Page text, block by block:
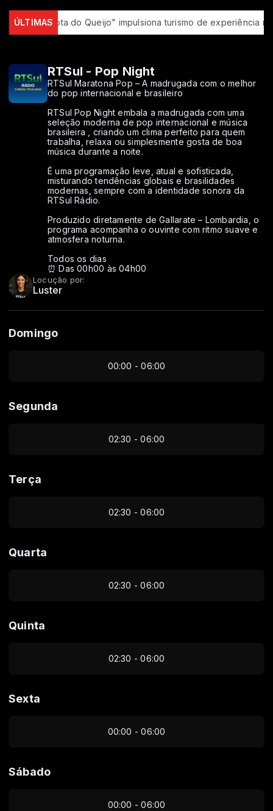
ÚLTIMAS
"Rota do Queijo" impulsiona turismo de experiência no
RTSul - Pop Night
RTSul Maratona Pop – A madrugada com o melhor
do pop internacional e brasileiro
RTSul Pop Night embala a madrugada com uma
seleção moderna de pop internacional e música
brasileira , criando um clima perfeito para quem
trabalha, relaxa ou simplesmente gosta de boa
música durante a noite.
É uma programação leve, atual e sofisticada,
misturando tendências globais e brasilidades
modernas, sempre com a identidade sonora da
RTSul Rádio.
Produzido diretamente de Gallarate – Lombardia, o
programa acompanha o ouvinte com ritmo suave e
atmosfera noturna.
Todos os dias
⏰ Das 00h00 às 04h00
Locução por:
Luster
Domingo
00:00 - 06:00
Segunda
02:30 - 06:00
Terça
02:30 - 06:00
Quarta
02:30 - 06:00
Quinta
02:30 - 06:00
Sexta
00:00 - 06:00
Sábado
00:00 - 06:00